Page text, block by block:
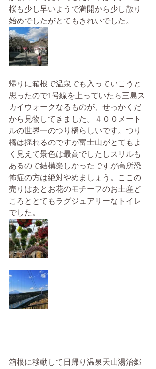
桜も少し早いようで満開から少し散り
始めでしたがとてもきれいでした。
帰りに箱根で温泉でも入っていこうと
思ったので1号線を上っていたら三島ス
カイウォークなるものが、せっかくだ
から見物してきました。４００メート
ルの世界一のつり橋らしいです。つり
橋は揺れるのですが富士山がとてもよ
く見えて景色は最高でしたしスリルも
あるので結構楽しかったですが高所恐
怖症の方は絶対やめましょう。ここの
売りはあとお花のモチーフのお土産ど
ころととてもラグジュアリーなトイレ
でした。
箱根に移動して日帰り温泉天山湯治郷